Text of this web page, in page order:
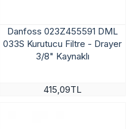
Danfoss 023Z455591 DML
033S Kurutucu Filtre - Drayer
3/8" Kaynaklı
415,09TL